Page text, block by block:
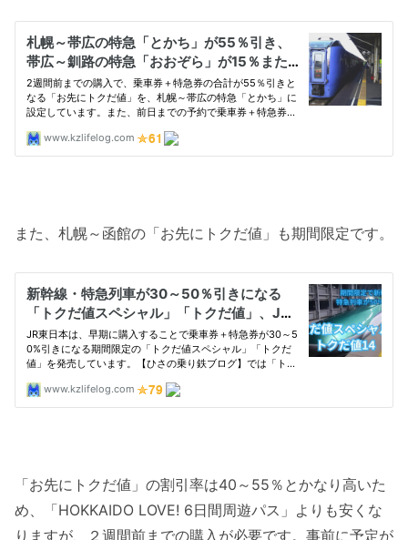
また、札幌～函館の「お先にトクだ値」も期間限定です。
「お先にトクだ値」の割引率は40～55％とかなり高いた
め、「HOKKAIDO LOVE! 6日間周遊パス」よりも安くな
りますが、２週間前までの購入が必要です。事前に予定が